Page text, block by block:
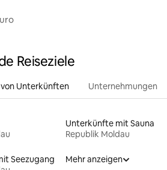
Reiseziele
Unterkünften Unternehmungen
Unterkünfte mit Sauna
Republik Moldau
Seezugang
Mehr anzeigen